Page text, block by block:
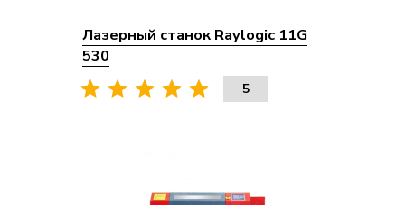
Лазерный станок Raylogic 11G
530
5